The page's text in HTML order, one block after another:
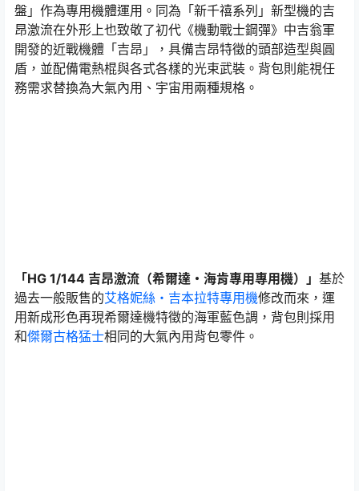
盤」作為專用機體運用。同為「新千禧系列」新型機的吉
昂激流在外形上也致敬了初代《機動戰士鋼彈》中吉翁軍
開發的近戰機體「吉昂」，具備吉昂特徵的頭部造型與圓
盾，並配備電熱棍與各式各樣的光束武裝。背包則能視任
務需求替換為大氣內用、宇宙用兩種規格。
「HG 1/144 吉昂激流（希爾達・海肯專用專用機）」 基於
過去一般販售的艾格妮絲・吉本拉特專用機修改而來，運
用新成形色再現希爾達機特徵的海軍藍色調，背包則採用
和傑爾古格猛士相同的大氣內用背包零件。